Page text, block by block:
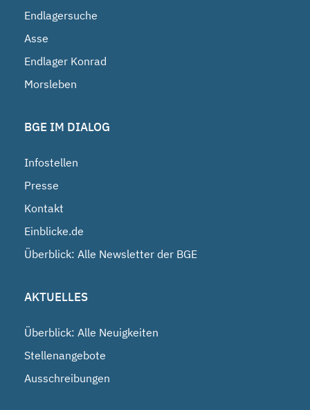
Endlagersuche
Asse
Endlager Konrad
Morsleben
BGE IM DIALOG
Infostellen
Presse
Kontakt
Einblicke.de
Überblick: Alle Newsletter der BGE
AKTUELLES
Überblick: Alle Neuigkeiten
Stellenangebote
Ausschreibungen